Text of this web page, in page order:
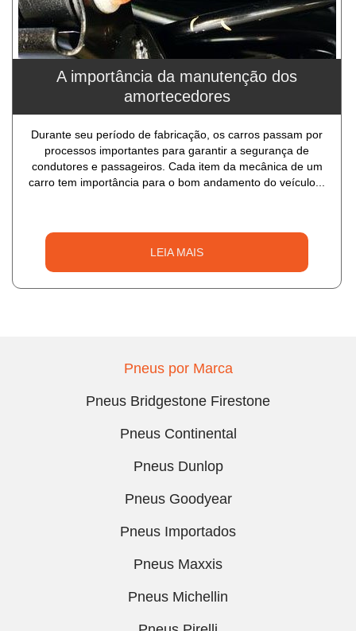
A importância da manutenção dos
amortecedores
Durante seu período de fabricação, os carros passam por
processos importantes para garantir a segurança de
condutores e passageiros. Cada item da mecânica de um
carro tem importância para o bom andamento do veículo...
LEIA MAIS
Pneus por Marca
Pneus Bridgestone Firestone
Pneus Continental
Pneus Dunlop
Pneus Goodyear
Pneus Importados
Pneus Maxxis
Pneus Michellin